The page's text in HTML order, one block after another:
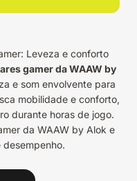
Leveza e conforto
gamer da WAAW by
e som envolvente para
mobilidade e conforto,
durante horas de jogo.
da WAAW by Alok e